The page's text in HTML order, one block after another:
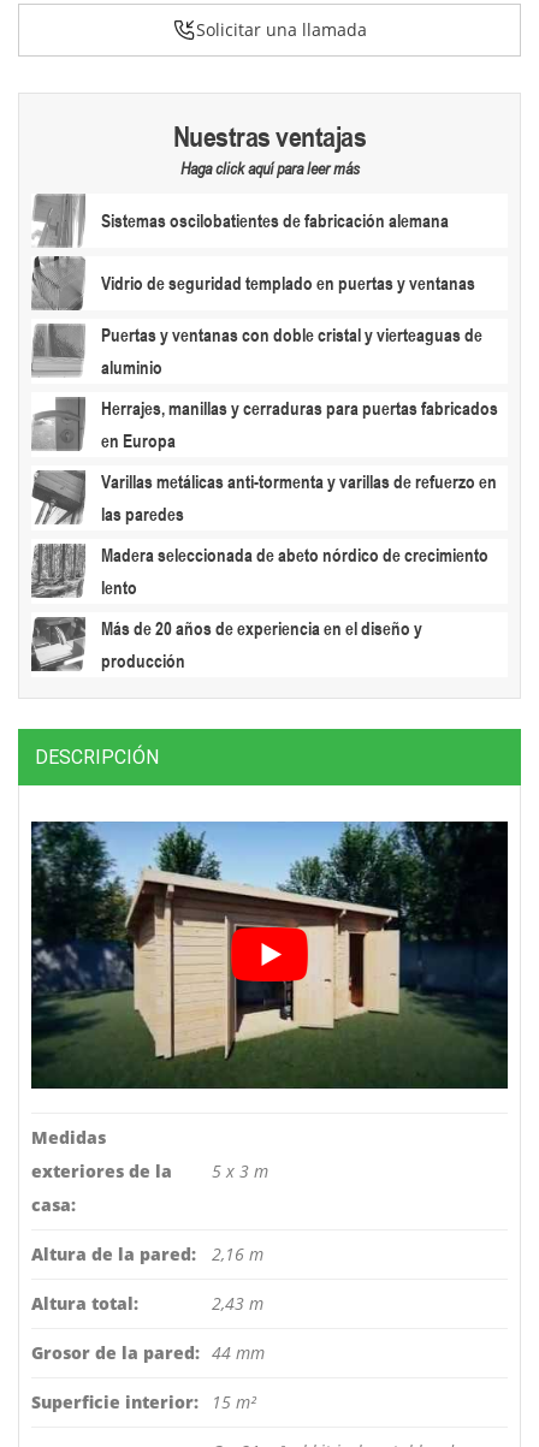
Solicitar una llamada
Nuestras ventajas
Haga click aquí para leer más
Sistemas oscilobatientes de fabricación alemana
Vidrio de seguridad templado en puertas y ventanas
Puertas y ventanas con doble cristal y vierteaguas de
aluminio
Herrajes, manillas y cerraduras para puertas fabricados
en Europa
Varillas metálicas anti-tormenta y varillas de refuerzo en
las paredes
Madera seleccionada de abeto nórdico de crecimiento
lento
Más de 20 años de experiencia en el diseño y
producción
DESCRIPCIÓN
Medidas
exteriores de la
casa:
5 x 3 m
Altura de la pared: 2,16 m
Altura total: 2,43 m
Grosor de la pared: 44 mm
Superficie interior: 15 m²